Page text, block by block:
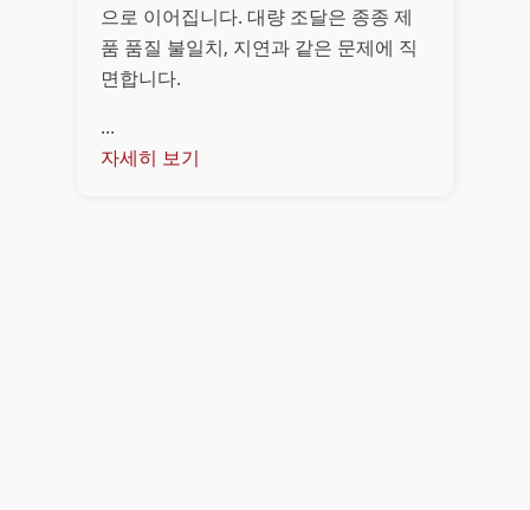
으로 이어집니다. 대량 조달은 종종 제
품 품질 불일치, 지연과 같은 문제에 직
면합니다.
...
자세히 보기